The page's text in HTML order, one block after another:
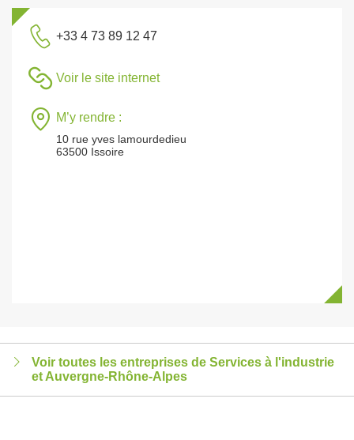
+33 4 73 89 12 47
Voir le site internet
M’y rendre :
10 rue yves lamourdedieu
63500 Issoire
Voir toutes les entreprises de Services à l'industrie
et Auvergne-Rhône-Alpes